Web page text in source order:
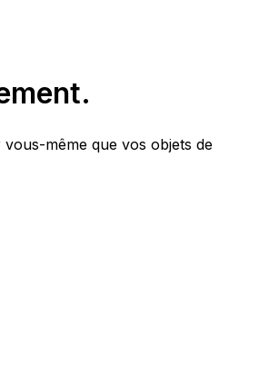
même que vos objets de